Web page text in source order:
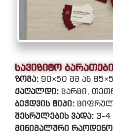
სავიზიტო
ზომა: 90×50 მმ ან
ქაღალდი: ცარცი,
ბეჭდვის ტიპი:
შესრულების ვადა: 3-4
მინიმალური